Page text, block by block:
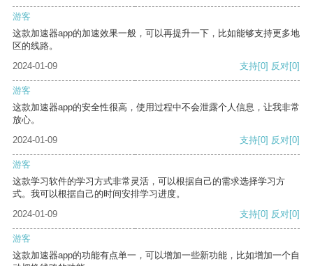
游客
这款加速器app的加速效果一般，可以再提升一下，比如能够支持更多地
区的线路。
2024-01-09
支持[0] 反对[0]
游客
这款加速器app的安全性很高，使用过程中不会泄露个人信息，让我非常
放心。
2024-01-09
支持[0] 反对[0]
游客
这款学习软件的学习方式非常灵活，可以根据自己的需求选择学习方
式。我可以根据自己的时间安排学习进度。
2024-01-09
支持[0] 反对[0]
游客
这款加速器app的功能有点单一，可以增加一些新功能，比如增加一个自